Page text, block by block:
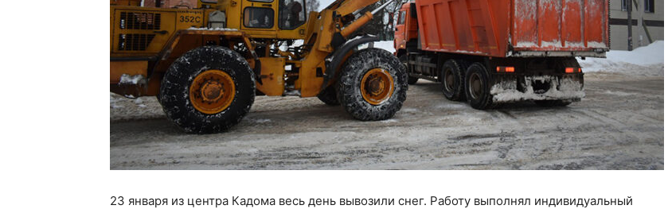
23 января из центра Кадома весь день вывозили снег. Работу выполнял индивидуальный